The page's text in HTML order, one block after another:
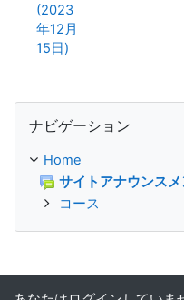
(2023
年12月
15日)
ナビゲーション
Home
サイトアナウンスメ
コース